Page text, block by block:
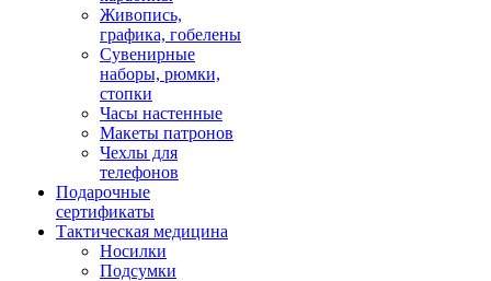
Живопись,
графика, гобелены
Сувенирные
наборы, рюмки,
стопки
Часы настенные
Макеты патронов
Чехлы для
телефонов
Подарочные
сертификаты
Тактическая медицина
Носилки
Подсумки